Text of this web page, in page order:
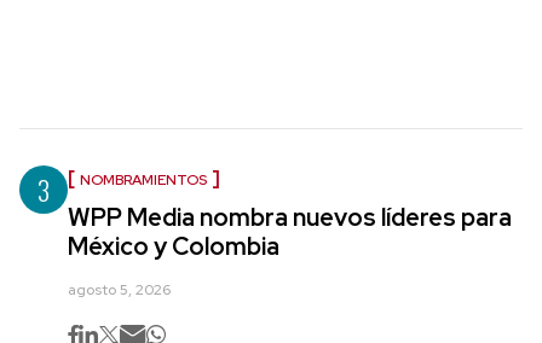
3 NOMBRAMIENTOS
WPP Media nombra nuevos líderes para
México y Colombia
agosto 5, 2026